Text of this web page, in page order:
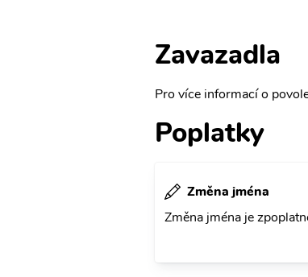
Zavazadla
Pro více informací o
Poplatky
Změna jména
Změna jména je